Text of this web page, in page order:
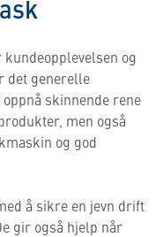
og
det generelle
skinnende rene
men også
og god
å sikre en jevn drift
gir også hjelp når